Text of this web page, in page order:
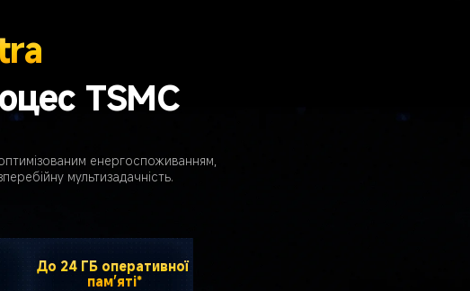
TSMC
енергоспоживанням,
мультизадачність.
До 24 ГБ оперативної
пам’яті*